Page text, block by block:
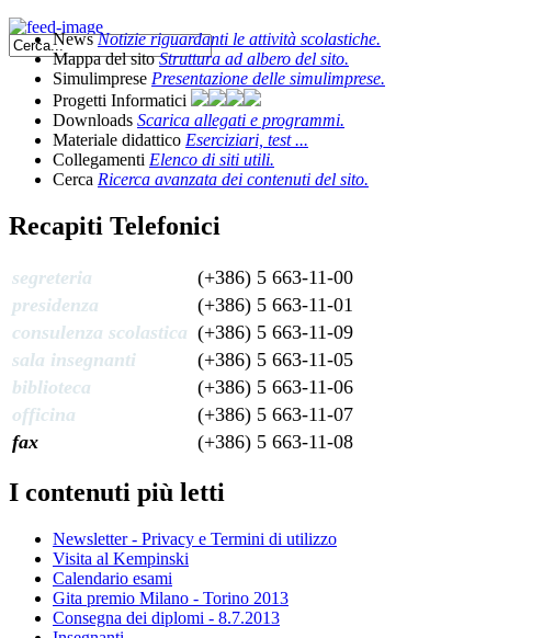
NewsNotizie riguardanti le attività scolastiche.
Mappa del sitoStruttura ad albero del sito.
Simulimprese Presentazione delle simulimprese.
Progetti Informatici
Downloads Scarica allegati e programmi.
Materiale didattico Eserciziari, test ...
Collegamenti Elenco di siti utili.
Cerca Ricerca avanzata dei contenuti del sito.
Recapiti Telefonici
segreteria
(+386) 5 663-11-00
presidenza
(+386) 5 663-11-01
consulenza scolastica (+386) 5 663-11-09
sala insegnanti
(+386) 5 663-11-05
biblioteca
(+386) 5 663-11-06
officina
(+386) 5 663-11-07
fax
(+386) 5 663-11-08
I contenuti più letti
Newsletter - Privacy e Termini di utilizzo
Visita al Kempinski
Calendario esami
Gita premio Milano - Torino 2013
Consegna dei diplomi - 8.7.2013